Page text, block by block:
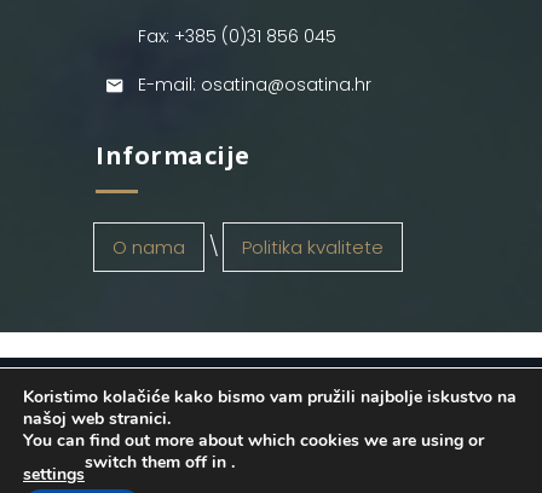
Fax: +385 (0)31 856 045
E-mail: osatina@osatina.hr
Informacije
O nama Politika kvalitete
OSATINA GRUPA d.o.o. 2026
. Configured
byINFOS Osijek. Sva prava pridržana.
Koristimo kolačiće kako bismo vam pružili najbolje iskustvo na
našoj web stranici.
You can find out more about which cookies we are using or
switch them off in
settings
.